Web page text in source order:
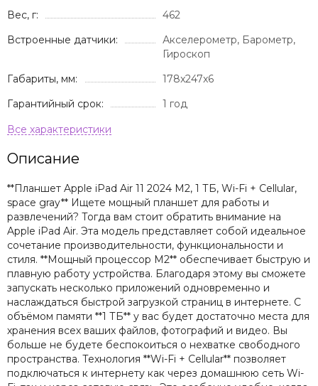
Вес, г:
462
Встроенные датчики:
Акселерометр, Барометр,
Гироскоп
Габариты, мм:
178x247x6
Гарантийный срок:
1 год
Описание
**Планшет Apple iPad Air 11 2024 M2, 1 ТБ, Wi-Fi + Cellular,
space gray** Ищете мощный планшет для работы и
развлечений? Тогда вам стоит обратить внимание на
Apple iPad Air. Эта модель представляет собой идеальное
сочетание производительности, функциональности и
стиля. **Мощный процессор M2** обеспечивает быструю и
плавную работу устройства. Благодаря этому вы сможете
запускать несколько приложений одновременно и
наслаждаться быстрой загрузкой страниц в интернете. С
объёмом памяти **1 ТБ** у вас будет достаточно места для
хранения всех ваших файлов, фотографий и видео. Вы
больше не будете беспокоиться о нехватке свободного
пространства. Технология **Wi-Fi + Cellular** позволяет
подключаться к интернету как через домашнюю сеть Wi-